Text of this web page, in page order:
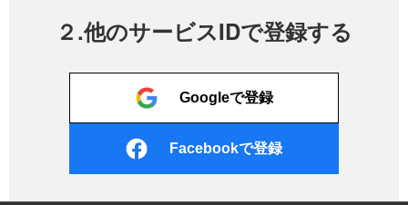
２.他のサービスIDで登録する
Googleで登録
Facebookで登録